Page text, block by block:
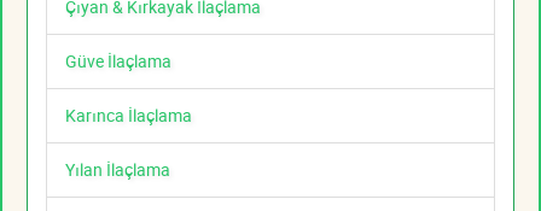
Çıyan & Kırkayak İlaçlama
Güve İlaçlama
Karınca İlaçlama
Yılan İlaçlama